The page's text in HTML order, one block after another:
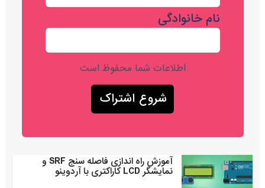
نام خانوادگی
اطلاعات شما محفوظ است
آموزش راه اندازی فاصله سنج SRF و
نمایشگر LCD کاراکتری با آردوینو